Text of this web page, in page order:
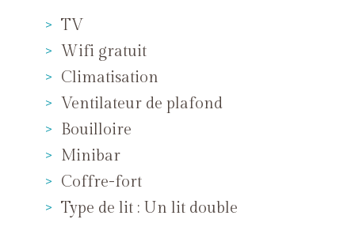
TV
Wifi gratuit
Climatisation
Ventilateur de plafond
Bouilloire
Minibar
Coffre-fort
Type de lit : Un lit double